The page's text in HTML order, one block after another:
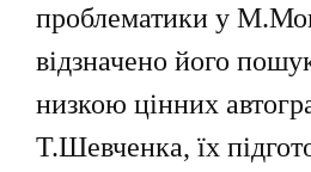
проблематики у
відзначено його
низкою цінних
Т.Шевченка, їх